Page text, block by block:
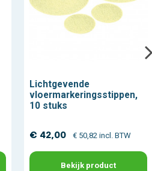
Lichtgevende
vloermarkeringsstippen,
10 stuks
€ 42,00 € 50,82 incl. BTW
Bekijk product